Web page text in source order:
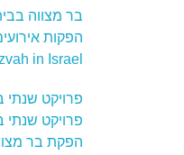
בר מצווה
הפקות
in Israel
פרויקט שנתי
פרויקט שנתי
הפקת בר